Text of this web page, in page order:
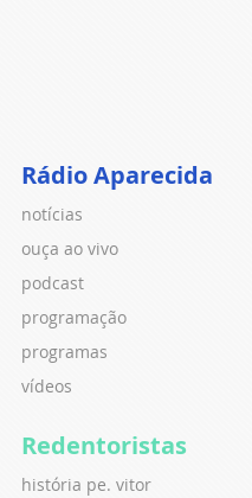
Rádio Aparecida
notícias
ouça ao vivo
podcast
programação
programas
vídeos
Redentoristas
história pe. vitor